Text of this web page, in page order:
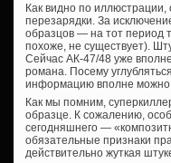
Как видно по
перезарядки. За
образцов — на тот период
похоже, не существует).
Сейчас АК-47/48 уже
романа. Посему
информацию вполне можно
Как мы помним,
образце. К сожалению,
сегодняшнего —
обязательные признаки
действительно жуткая